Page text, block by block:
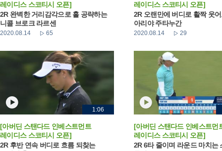
레이디스 스코티시 오픈]
2R 완벽한 거리감각으로 홀 공략하는
니콜 브로크 라르센
2020.08.14 65
레이디스 스코티시 오픈]
2R 오랜만에 버디로 활짝 웃
아리야 주타누간
2020.08.14 29
1:06
[아버딘 스탠다드 인베스트먼트
레이디스 스코티시 오픈]
2R 후반 연속 버디로 흐름 되찾는
[아버딘 스탠다드 인베스트먼
레이디스 스코티시 오픈]
2R 6타 줄이며 라운드 마치는